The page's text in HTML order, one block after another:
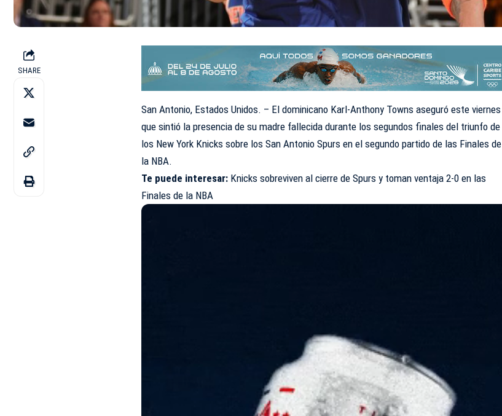
SHARE
San Antonio, Estados Unidos. – El dominicano Karl-Anthony Towns aseguró este viernes
que sintió la presencia de su madre fallecida durante los segundos finales del triunfo de
los New York Knicks sobre los San Antonio Spurs en el segundo partido de las Finales de
la NBA.
Te puede interesar: Knicks sobreviven al cierre de Spurs y toman ventaja 2-0 en las
Finales de la NBA